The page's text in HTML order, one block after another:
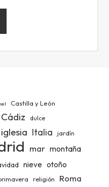
Castilla y León
Cádiz dulce
iglesia Italia jardín
mar montaña
nieve otoño
religión Roma